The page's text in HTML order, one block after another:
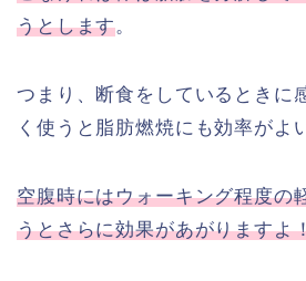
うとします。
つまり、断食をしているときに
く使うと脂肪燃焼にも効率がよ
空腹時にはウォーキング程度の
うとさらに効果があがりますよ